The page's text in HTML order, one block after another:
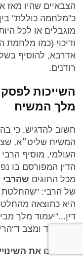
הצבאיים שהיו מאז
כ"מלחמה כוללת"
מוגבלים או לכל
ודיכוי (כמו
אדרבא, להוסיף
רודנים.
השייכות
מלך המשיח
חשוב להדגיש, כי
המשיח שליט״א,
העולמי, מוסיף
הדין המפורסם בו
מכל החוגים שהרבי
של הרבי: "שהחלטת
היא כתוצאה
דין..."יעמוד מלך
להמעמד ומצב
בראותנו את